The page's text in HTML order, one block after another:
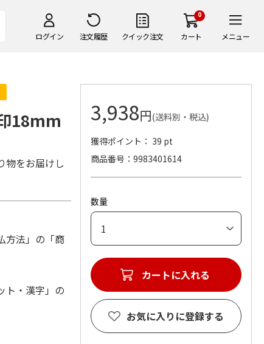
ログイン 注文履歴 クイック注文
0
カート メニュー
18mm
物をお届けし
方法」の「商
ト・漢字」の
3,938円(送料別・税込)
獲得ポイント： 39 pt
商品番号
9983401614
数量
お気に入りに登録する